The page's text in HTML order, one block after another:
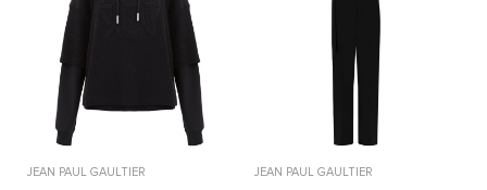
JEAN PAUL GAULTIER JEAN PAUL GAULTIER